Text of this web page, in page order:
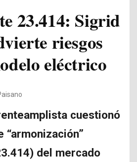
23.414: Sigrid
riesgos
eléctrico
cuestionó
“armonización”
del mercado